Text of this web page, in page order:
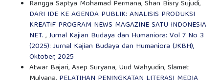
Rangga Saptya Mohamad Permana, Shan Bisry Sujudi,
DARI IDE KE AGENDA PUBLIK: ANALISIS PRODUKSI
KREATIF PROGRAM NEWS MAGAZINE SATU INDONESIA
NET. ,Jurnal Kajian Budaya dan Humaniora: Vol 7 No 3
(2025): Jurnal Kajian Budaya dan Humaniora (JKBH),
Oktober, 2025
Atwar Bajari, Asep Suryana, Uud Wahyudin, Slamet